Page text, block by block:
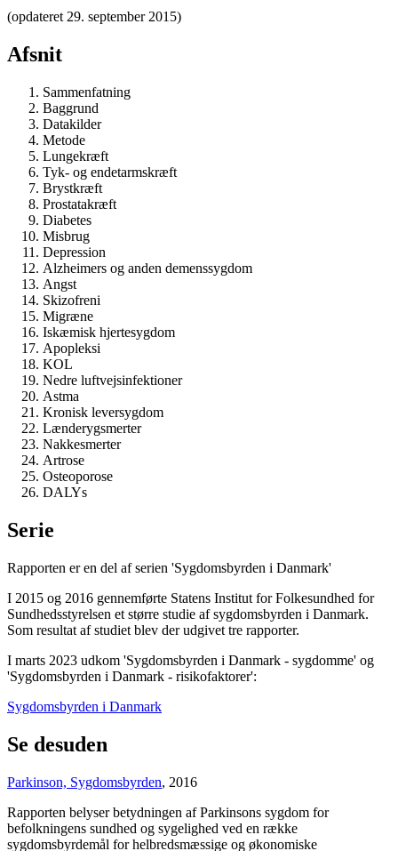
(opdateret 29. september 2015)
Afsnit
Sammenfatning
Baggrund
Datakilder
Metode
Lungekræft
Tyk- og endetarmskræft
Brystkræft
Prostatakræft
Diabetes
Misbrug
Depression
Alzheimers og anden demenssygdom
Angst
Skizofreni
Migræne
Iskæmisk hjertesygdom
Apopleksi
KOL
Nedre luftvejsinfektioner
Astma
Kronisk leversygdom
Lænderygsmerter
Nakkesmerter
Artrose
Osteoporose
DALYs
Serie
Rapporten er en del af serien 'Sygdomsbyrden i Danmark'
I 2015 og 2016 gennemførte Statens Institut for Folkesundhed for
Sundhedsstyrelsen et større studie af sygdomsbyrden i Danmark.
Som resultat af studiet blev der udgivet tre rapporter.
I marts 2023 udkom 'Sygdomsbyrden i Danmark - sygdomme' og
'Sygdomsbyrden i Danmark - risikofaktorer':
Sygdomsbyrden i Danmark
Se desuden
Parkinson, Sygdomsbyrden, 2016
Rapporten belyser betydningen af Parkinsons sygdom for
befolkningens sundhed og sygelighed ved en række
sygdomsbyrdemål for helbredsmæssige og økonomiske